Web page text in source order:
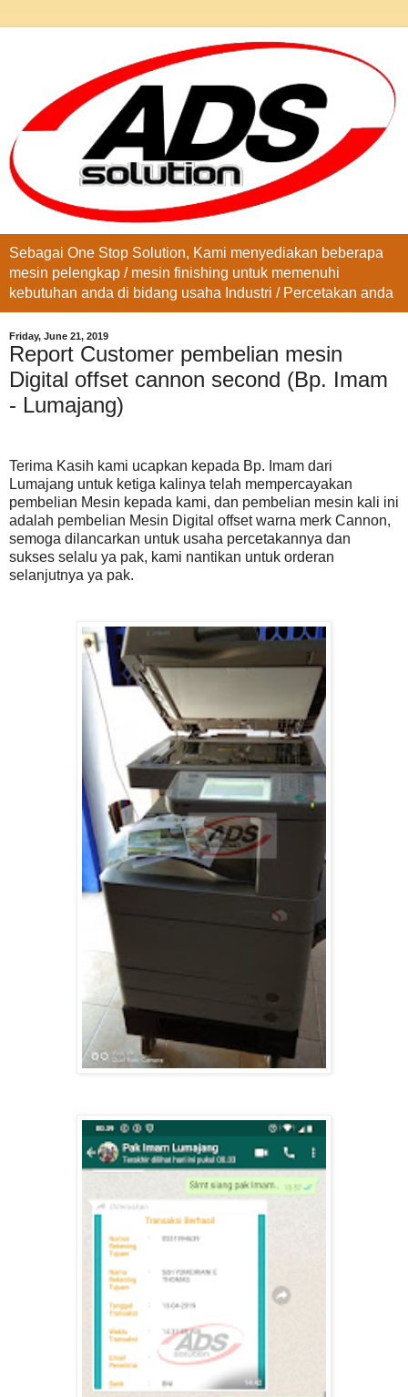
Sebagai One Stop Solution, Kami menyediakan beberapa
mesin pelengkap / mesin finishing untuk memenuhi
kebutuhan anda di bidang usaha Industri / Percetakan anda
Friday, June 21, 2019
Report Customer pembelian mesin
Digital offset cannon second (Bp. Imam
- Lumajang)
Terima Kasih kami ucapkan kepada Bp. Imam dari
Lumajang untuk ketiga kalinya telah mempercayakan
pembelian Mesin kepada kami, dan pembelian mesin kali ini
adalah pembelian Mesin Digital offset warna merk Cannon,
semoga dilancarkan untuk usaha percetakannya dan
sukses selalu ya pak, kami nantikan untuk orderan
selanjutnya ya pak.